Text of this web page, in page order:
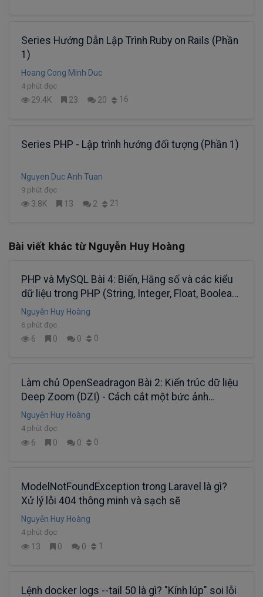
Series Hướng Dẫn Lập Trình Ruby on Rails (Phần
1)
Hoang Cong Minh Duc
4 phút đọc
29.4K 23 20 16
Series PHP - Lập trình hướng đối tượng (Phần 1)
Nguyen Duc Anh Tuan
9 phút đọc
3.8K 13 2 21
Bài viết khác từ Nguyễn Huy Hoàng
PHP và MySQL Bài 4: Biến, Hằng số và các kiểu
dữ liệu trong PHP (String, Integer, Float, Boolean,
NULL, Array)
Nguyễn Huy Hoàng
6 phút đọc
6 0 0 0
Làm chủ OpenSeadragon Bài 2: Kiến trúc dữ liệu
Deep Zoom (DZI) - Cách cắt một bức ảnh
Gigapixel thành hàng ngàn mảnh nhỏ (tiles) bằng
các công cụ như VIPS.
Nguyễn Huy Hoàng
4 phút đọc
6 0 0 0
ModelNotFoundException trong Laravel là gì?
Xử lý lỗi 404 thông minh và sạch sẽ
Nguyễn Huy Hoàng
4 phút đọc
13 0 0 1
Lệnh docker logs --tail 50 là gì? "Kính lúp" soi lỗi